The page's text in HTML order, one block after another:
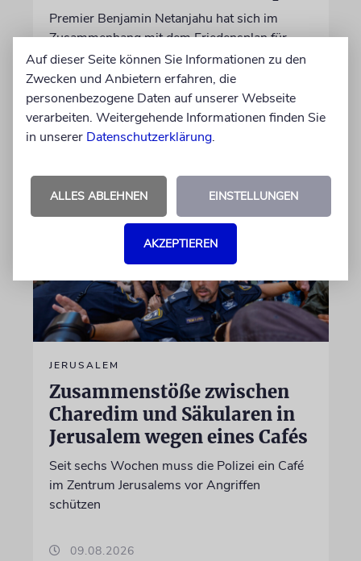
Premier Benjamin Netanjahu hat sich im
Zusammenhang mit dem Friedensplan für
Gaza offen gegen US-Präsident Trump und
dessen »Board of Peace« gestellt. Das könnte
auch am Wahlkampf liegen
09.08.2026
JERUSALEM
Zusammenstöße zwischen
Charedim und Säkularen in
Jerusalem wegen eines Cafés
Seit sechs Wochen muss die Polizei ein Café
im Zentrum Jerusalems vor Angriffen
schützen
09.08.2026
Auf dieser Seite können Sie Informationen zu den
Zwecken und Anbietern erfahren, die
personenbezogene Daten auf unserer Webseite
verarbeiten. Weitergehende Informationen finden Sie
in unserer Datenschutzerklärung.
ALLES ABLEHNEN EINSTELLUNGEN
AKZEPTIEREN